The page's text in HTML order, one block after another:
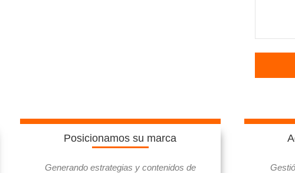
Posicionamos su marca
Generando estrategias y contenidos de